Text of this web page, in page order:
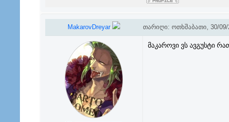
MakarovDreyar თარიღი: ოთხშაბათი, 30/09/
მაკაროვი ვს ავგუსტი